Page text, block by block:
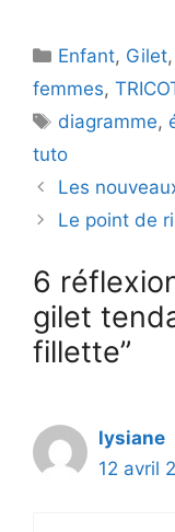
Catégories
Enfant, Gilet,
femmes,
Étiquettes
diagramme,
tuto
Les
Le point de
6
gilet
fillette”
lysiane
12 avril